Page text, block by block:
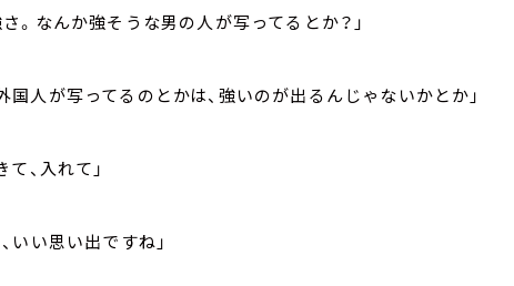
。なんか強そうな男の人が写ってるとか？」
人が写ってるのとかは、強いのが出るんじゃないかとか」
、入れて」
いい思い出ですね」